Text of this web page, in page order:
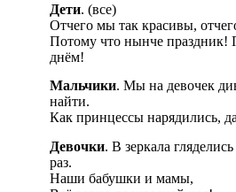
Дети. (все)
Отчего мы так красивы,
Потому что нынче праздник!
днём!
Мальчики. Мы на девочек
найти.
Как принцессы нарядились,
Девочки. В зеркала
раз.
Наши бабушки и мамы,